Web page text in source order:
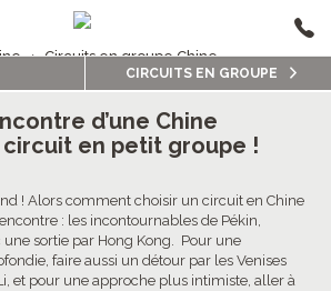
› Circuits en groupe Chine
2/5
Chine
(371 avis clients)
d’une Chine
en petit groupe !
! Alors comment choisir un circuit en Chine
: les incontournables de Pékin,
une sortie par Hong Kong. Pour une
faire aussi un détour par les Venises
et pour une approche plus intimiste, aller à
CIRCUITS EN GROUPE